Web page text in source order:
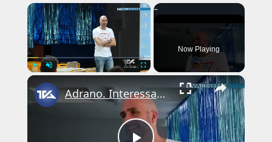
×
Now Playing
×
Adrano. Interessante incontro al liceo “Verga” con il prof. Fabio Gamberini. Studenti del Linguistic